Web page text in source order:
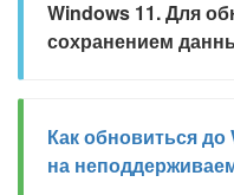
Windows 11. Для
сохранением
Как обновиться до
на